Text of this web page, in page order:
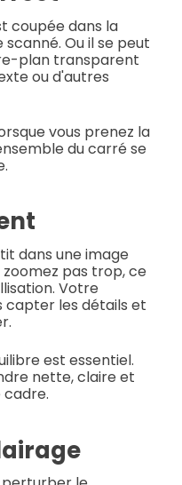
coupée dans la
Ou il se peut
plan transparent
ou d'autres
vous prenez la
du carré se
dans une image
pas trop, ce
Votre
capter les détails et
est essentiel.
nette, claire et